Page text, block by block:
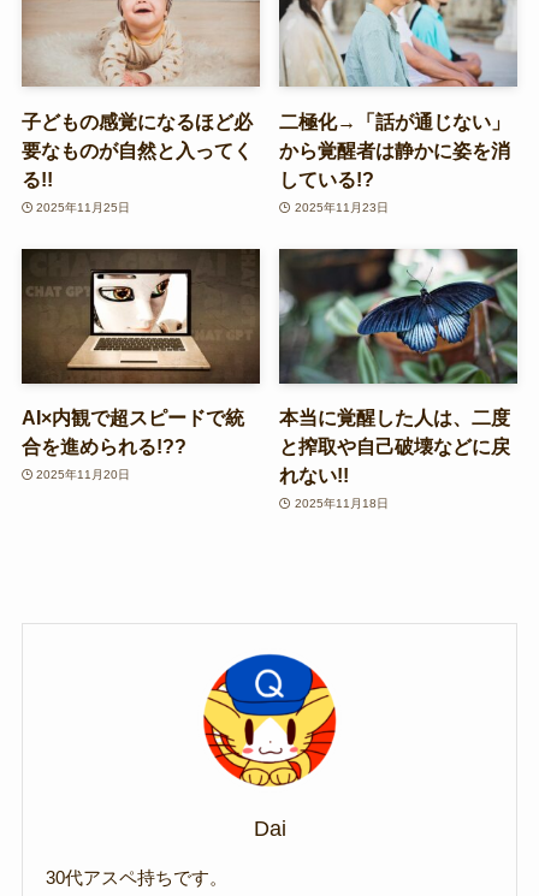
子どもの感覚になるほど必
要なものが自然と入ってく
る!!
2025年11月25日
二極化→「話が通じない」
から覚醒者は静かに姿を消
している!?
2025年11月23日
AI×内観で超スピードで統
合を進められる!??
2025年11月20日
本当に覚醒した人は、二度
と搾取や自己破壊などに戻
れない!!
2025年11月18日
Dai
30代アスペ持ちです。